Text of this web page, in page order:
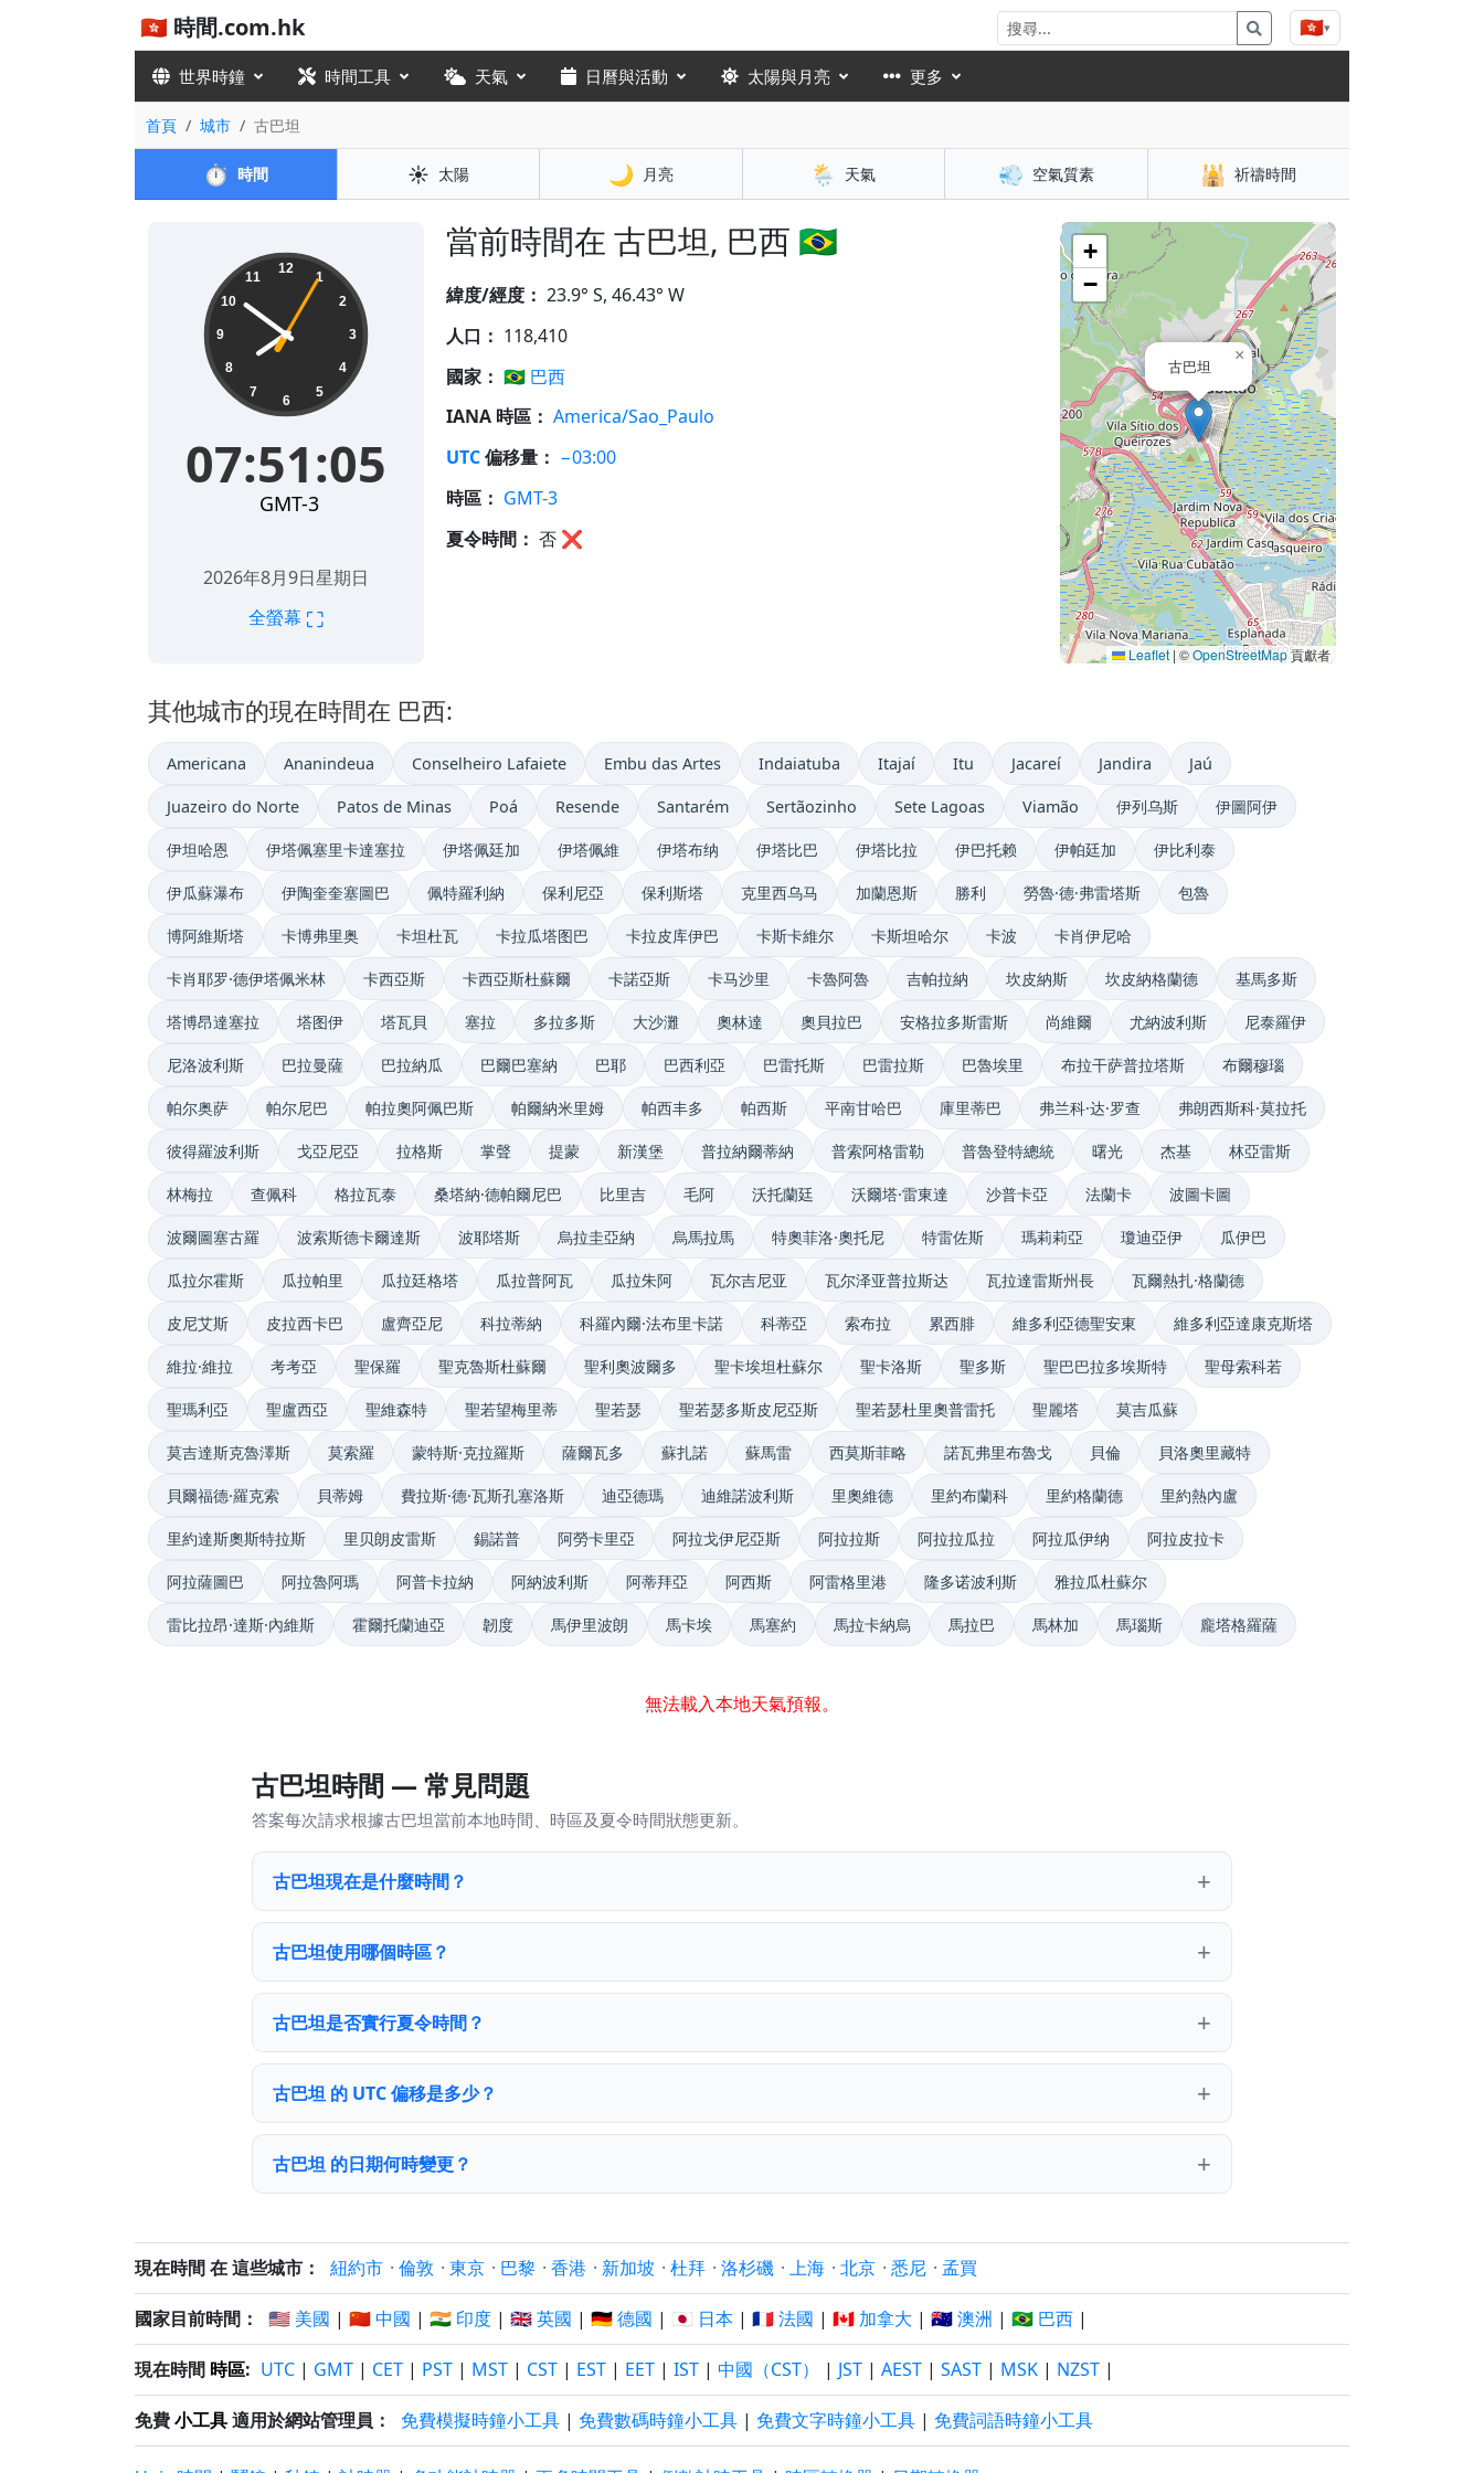
🇭🇰 時間.com.hk 🇭🇰▾
世界時鐘 時間工具 天氣 日曆與活動 太陽與月亮 更多
首頁 城市 古巴坦
⏱️ 時間 ☀️ 太陽 🌙 月亮 🌦️ 天氣 💨 空氣質素 🕌 祈禱時間
當前時間在 古巴坦, 巴西 🇧🇷
07:51:06 12
1
2
3
4
5
6
7
8
9
10
11
07:51:06
GMT-3
2026年8月9日星期日
全螢幕 ⛶
緯度/經度： 23.9° S, 46.43° W
人口： 118,410
國家： 🇧🇷 巴西
IANA 時區： America/Sao_Paulo
UTC偏移量： −03:00
時區： GMT-3
夏令時間： 否 ❌
古巴坦
×
+
−
Leaflet |©OpenStreetMap貢獻者
其他城市的現在時間在 巴西:
Americana Ananindeua Conselheiro Lafaiete Embu das Artes Indaiatuba Itajaí Itu Jacareí Jandira Jaú
Juazeiro do Norte Patos de Minas Poá Resende Santarém Sertãozinho Sete Lagoas Viamão 伊列乌斯 伊圖阿伊
伊坦哈恩 伊塔佩塞里卡達塞拉 伊塔佩廷加 伊塔佩維 伊塔布纳 伊塔比巴 伊塔比拉 伊巴托赖 伊帕廷加 伊比利泰
伊瓜蘇瀑布 伊陶奎奎塞圖巴 佩特羅利納 保利尼亞 保利斯塔 克里西乌马 加蘭恩斯 勝利 勞魯·德·弗雷塔斯 包魯
博阿維斯塔 卡博弗里奥 卡坦杜瓦 卡拉瓜塔图巴 卡拉皮库伊巴 卡斯卡維尔 卡斯坦哈尔 卡波 卡肖伊尼哈
卡肖耶罗·德伊塔佩米林 卡西亞斯 卡西亞斯杜蘇爾 卡諾亞斯 卡马沙里 卡魯阿魯 吉帕拉納 坎皮納斯 坎皮納格蘭德 基馬多斯
塔博昂達塞拉 塔图伊 塔瓦貝 塞拉 多拉多斯 大沙灘 奧林達 奧貝拉巴 安格拉多斯雷斯 尚維爾 尤納波利斯 尼泰羅伊
尼洛波利斯 巴拉曼薩 巴拉納瓜 巴爾巴塞納 巴耶 巴西利亞 巴雷托斯 巴雷拉斯 巴魯埃里 布拉干萨普拉塔斯 布爾穆瑙
帕尔奥萨 帕尔尼巴 帕拉奧阿佩巴斯 帕爾納米里姆 帕西丰多 帕西斯 平南甘哈巴 庫里蒂巴 弗兰科·达·罗查 弗朗西斯科·莫拉托
彼得羅波利斯 戈亞尼亞 拉格斯 掌聲 提蒙 新漢堡 普拉納爾蒂納 普索阿格雷勒 普魯登特總統 曙光 杰基 林亞雷斯
林梅拉 查佩科 格拉瓦泰 桑塔納·德帕爾尼巴 比里吉 毛阿 沃托蘭廷 沃爾塔·雷東達 沙普卡亞 法蘭卡 波圖卡圖
波爾圖塞古羅 波索斯德卡爾達斯 波耶塔斯 烏拉圭亞納 烏馬拉馬 特奧菲洛·奧托尼 特雷佐斯 瑪莉莉亞 瓊迪亞伊 瓜伊巴
瓜拉尔霍斯 瓜拉帕里 瓜拉廷格塔 瓜拉普阿瓦 瓜拉朱阿 瓦尔吉尼亚 瓦尔泽亚普拉斯达 瓦拉達雷斯州長 瓦爾熱扎·格蘭德
皮尼艾斯 皮拉西卡巴 盧齊亞尼 科拉蒂納 科羅內爾·法布里卡諾 科蒂亞 索布拉 累西腓 維多利亞德聖安東 維多利亞達康克斯塔
維拉·維拉 考考亞 聖保羅 聖克魯斯杜蘇爾 聖利奧波爾多 聖卡埃坦杜蘇尔 聖卡洛斯 聖多斯 聖巴巴拉多埃斯特 聖母索科若
聖瑪利亞 聖盧西亞 聖維森特 聖若望梅里蒂 聖若瑟 聖若瑟多斯皮尼亞斯 聖若瑟杜里奧普雷托 聖麗塔 莫吉瓜蘇
莫吉達斯克魯澤斯 莫索羅 蒙特斯·克拉羅斯 薩爾瓦多 蘇扎諾 蘇馬雷 西莫斯菲略 諾瓦弗里布魯戈 貝倫 貝洛奧里藏特
貝爾福德·羅克索 貝蒂姆 費拉斯·德·瓦斯孔塞洛斯 迪亞德瑪 迪維諾波利斯 里奧維德 里約布蘭科 里約格蘭德 里約熱內盧
里約達斯奧斯特拉斯 里贝朗皮雷斯 錫諾普 阿勞卡里亞 阿拉戈伊尼亞斯 阿拉拉斯 阿拉拉瓜拉 阿拉瓜伊纳 阿拉皮拉卡
阿拉薩圖巴 阿拉魯阿瑪 阿普卡拉納 阿納波利斯 阿蒂拜亞 阿西斯 阿雷格里港 隆多诺波利斯 雅拉瓜杜蘇尔
雷比拉昂·達斯·內維斯 霍爾托蘭迪亞 韌度 馬伊里波朗 馬卡埃 馬塞約 馬拉卡納烏 馬拉巴 馬林加 馬瑙斯 龐塔格羅薩
無法載入本地天氣預報。
古巴坦時間 — 常見問題
答案每次請求根據古巴坦當前本地時間、時區及夏令時間狀態更新。
古巴坦現在是什麼時間？
古巴坦使用哪個時區？
古巴坦是否實行夏令時間？
古巴坦 的 UTC 偏移是多少？
古巴坦 的日期何時變更？
現在時間 在 這些城市： 紐約市 · 倫敦 · 東京 · 巴黎 · 香港 · 新加坡 · 杜拜 · 洛杉磯 · 上海 · 北京 · 悉尼 · 孟買
國家目前時間： 🇺🇸 美國 | 🇨🇳 中國 | 🇮🇳 印度 | 🇬🇧 英國 | 🇩🇪 德國 | 🇯🇵 日本 | 🇫🇷 法國 | 🇨🇦 加拿大 | 🇦🇺 澳洲 | 🇧🇷 巴西 |
現在時間 時區: UTC | GMT | CET | PST | MST | CST | EST | EET | IST | 中國（CST） | JST | AEST | SAST | MSK | NZST |
免費小工具適用於網站管理員： 免費模擬時鐘小工具 | 免費數碼時鐘小工具 | 免費文字時鐘小工具 | 免費詞語時鐘小工具